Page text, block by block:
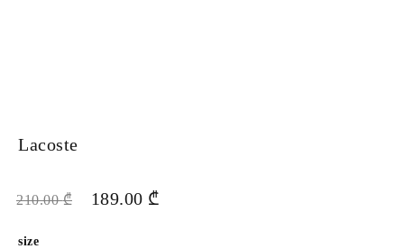
Lacoste
210.00₾ 189.00 ₾
size